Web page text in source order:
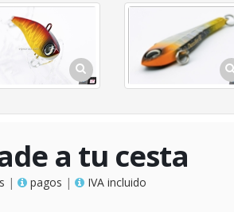
a tu cesta
| pagos | IVA incluido